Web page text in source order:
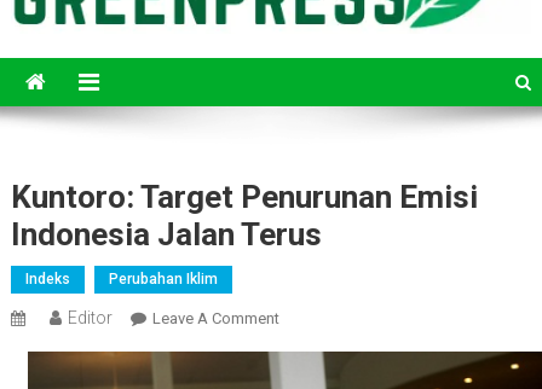
Kuntoro: Target Penurunan Emisi
Indonesia Jalan Terus
Indeks Perubahan Iklim
Editor Leave A CommentOn